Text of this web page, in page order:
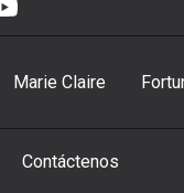
Marie Claire
Contáctenos